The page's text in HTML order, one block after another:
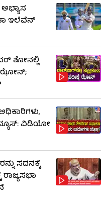
ಇಲೆವೆನ್
ಶೋನಲ್ಲಿ
ಝೋನ್;
ವಿಡಿಯೋ
ಸದನಕ್ಕೆ
ರಾಜ್ಯಸಭಾ